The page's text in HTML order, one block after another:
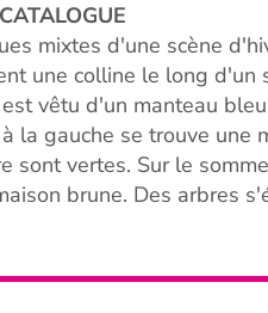
mixtes d'une scène
une colline le long d'un
vêtu d'un manteau
la gauche se trouve une
sont vertes. Sur le
brune. Des arbres